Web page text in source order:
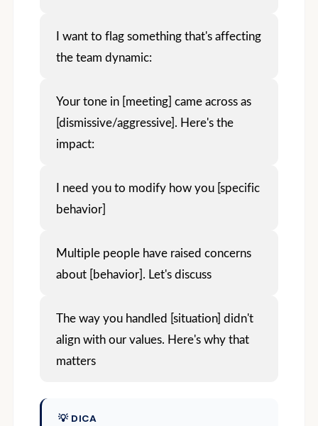
I want to flag something that's affecting
the team dynamic:
Your tone in [meeting] came across as
[dismissive/aggressive]. Here's the
impact:
I need you to modify how you [specific
behavior]
Multiple people have raised concerns
about [behavior]. Let's discuss
The way you handled [situation] didn't
align with our values. Here's why that
matters
💡 DICA